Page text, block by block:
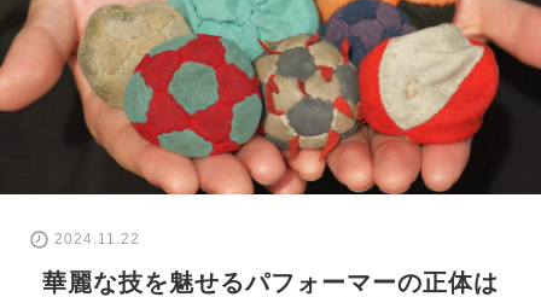
2024.11.22
華麗な技を魅せるパフォーマーの正体は